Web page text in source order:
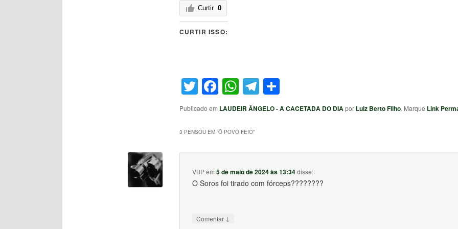
Curtir 0
CURTIR ISSO:
Twitter
Facebook
WhatsApp
Telegram
Share
Publicado em LAUDEIR ÂNGELO - A CACETADA DO DIApor Luiz Berto Filho. Marque Link
3 PENSOU EM “Ô POVO FEIO”
VBPem5 de maio de 2024 às 13:34disse:
O Soros foi tirado com fórceps????????
Comentar ↓